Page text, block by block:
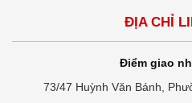
ĐỊA CHỈ
Điểm giao
73/47 Huỳnh Văn Bánh,